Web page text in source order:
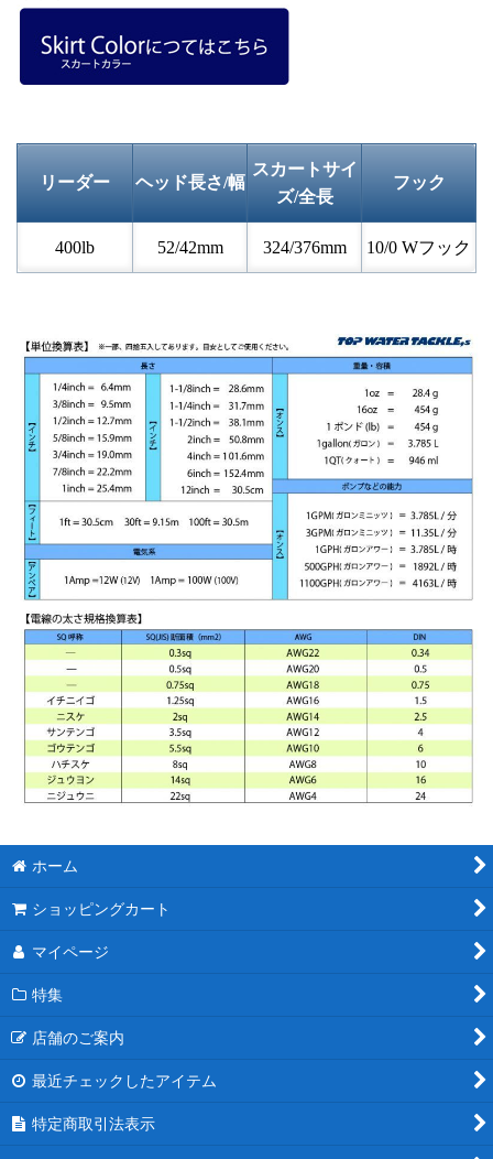
リーダー ヘッド長さ/幅
スカートサイ
ズ/全長
フック
400lb 52/42mm 324/376mm 10/0 Wフック
ホーム
ショッピングカート
マイページ
特集
店舗のご案内
最近チェックしたアイテム
特定商取引法表示